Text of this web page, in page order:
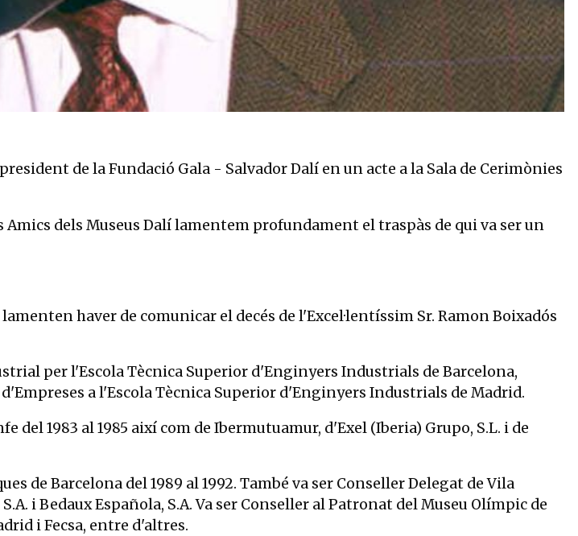
de la Fundació Gala - Salvador Dalí en un acte a la Sala de Cerimònies
Amics dels Museus Dalí lamentem profundament el traspàs de qui va ser un
lamenten haver de comunicar el decés de l'Excel·lentíssim Sr. Ramon Boixadós
per l'Escola Tècnica Superior d'Enginyers Industrials de Barcelona,
a l'Escola Tècnica Superior d'Enginyers Industrials de Madrid.
1983 al 1985 així com de Ibermutuamur, d'Exel (Iberia) Grupo, S.L. i de
de Barcelona del 1989 al 1992. També va ser Conseller Delegat de Vila
i Bedaux Española, S.A. Va ser Conseller al Patronat del Museu Olímpic de
i Fecsa, entre d'altres.